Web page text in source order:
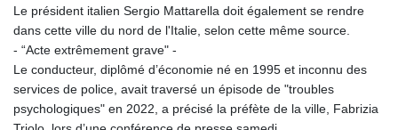
Le président italien Sergio Mattarella doit également se rendre
dans cette ville du nord de l'Italie, selon cette même source.
- “Acte extrêmement grave" -
Le conducteur, diplômé d’économie né en 1995 et inconnu des
services de police, avait traversé un épisode de "troubles
psychologiques" en 2022, a précisé la préfète de la ville, Fabrizia